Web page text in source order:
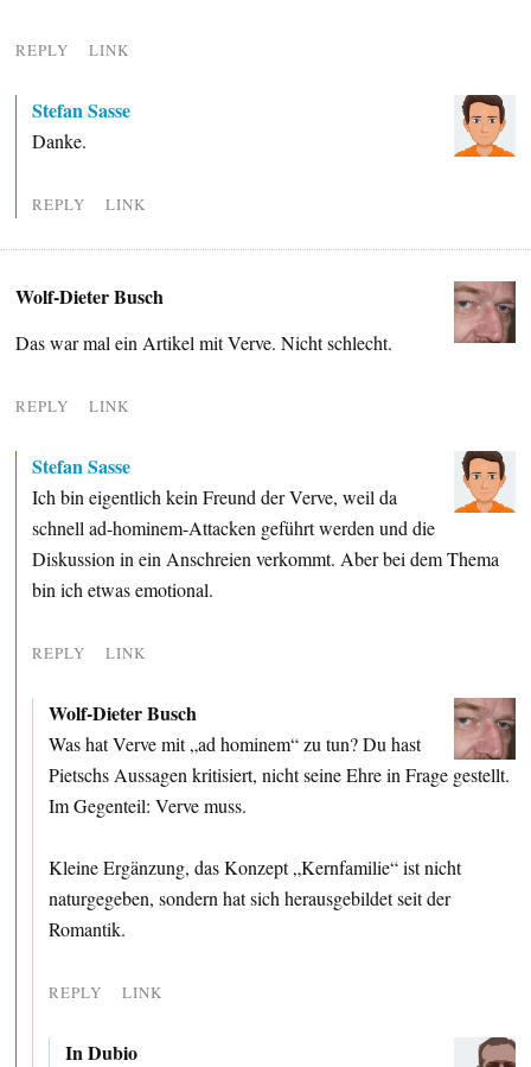
REPLY LINK
Stefan Sasse
Danke.
REPLY LINK
Wolf-Dieter Busch
Das war mal ein Artikel mit Verve. Nicht schlecht.
REPLY LINK
Stefan Sasse
Ich bin eigentlich kein Freund der Verve, weil da
schnell ad-hominem-Attacken geführt werden und die
Diskussion in ein Anschreien verkommt. Aber bei dem Thema
bin ich etwas emotional.
REPLY LINK
Wolf-Dieter Busch
Was hat Verve mit „ad hominem“ zu tun? Du hast
Pietschs Aussagen kritisiert, nicht seine Ehre in Frage gestellt.
Im Gegenteil: Verve muss.
Kleine Ergänzung, das Konzept „Kernfamilie“ ist nicht
naturgegeben, sondern hat sich herausgebildet seit der
Romantik.
REPLY LINK
In Dubio